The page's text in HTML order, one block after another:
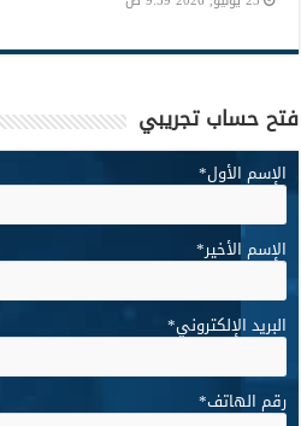
فتح حساب تجريبي
الإسم الأول*
الإسم الأخير*
البريد الإلكتروني*
رقم الهاتف*